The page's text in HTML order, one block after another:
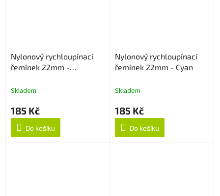
Nylonový rychloupínací
řemínek 22mm -
Skladem
185 Kč
Do košíku
Nylonový rychloupínací
řemínek 22mm - Cyan
Skladem
185 Kč
Do košíku